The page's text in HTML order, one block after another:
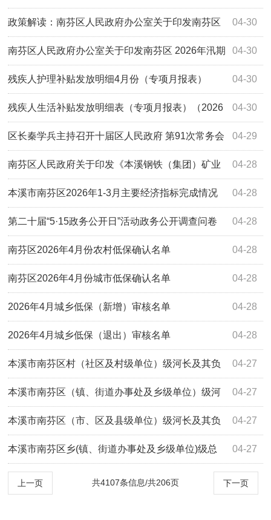
团有限公司驻本溪思山岭铁矿项目部生活区... 04-30
政策解读：南芬区人民政府办公室关于印发南芬区
2026年汛期地质灾害防治方案的通知 04-30
南芬区人民政府办公室关于印发南芬区 2026年汛期
地质灾害防治方案的通知 04-30
残疾人护理补贴发放明细4月份（专项月报表）
（2026年04月份） 04-30
残疾人生活补贴发放明细表（专项月报表）（2026
年04月份） 04-29
区长秦学兵主持召开十届区人民政府 第91次常务会
议 04-28
南芬区人民政府关于印发《本溪钢铁（集团）矿业
有限公司南芬选矿厂南芬绿色矿山选矿提效... 04-28
本溪市南芬区2026年1-3月主要经济指标完成情况
04-28
第二十届“5·15政务公开日”活动政务公开调查问卷
04-28
南芬区2026年4月份农村低保确认名单
04-28
南芬区2026年4月份城市低保确认名单
04-28
2026年4月城乡低保（新增）审核名单
04-28
2026年4月城乡低保（退出）审核名单
04-27
本溪市南芬区村（社区及村级单位）级河长及其负
责河流湖泊水库水电站情况统计表 04-27
本溪市南芬区（镇、街道办事处及乡级单位）级河
长及其负责河流湖泊水库水电站情况统计表 04-27
本溪市南芬区（市、区及县级单位）级河长及其负
责河流湖泊水库水电站情况统计表 04-27
本溪市南芬区乡(镇、街道办事处及乡级单位)级总
河长、副总河长情况统计表
上一页 下一页
共4107条信息/共206页